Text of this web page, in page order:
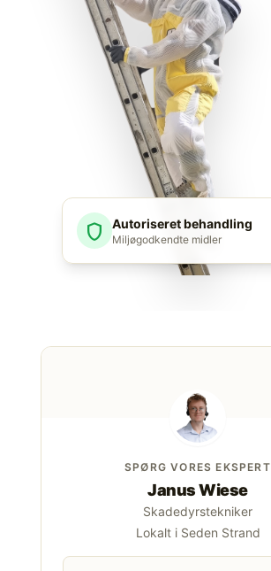
shield Autoriseret behandling
Miljøgodkendte midler
SPØRG VORES EKSPERT
Janus Wiese
Skadedyrstekniker
Lokalt i Seden Strand